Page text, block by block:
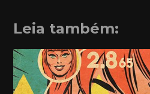
Leia também: